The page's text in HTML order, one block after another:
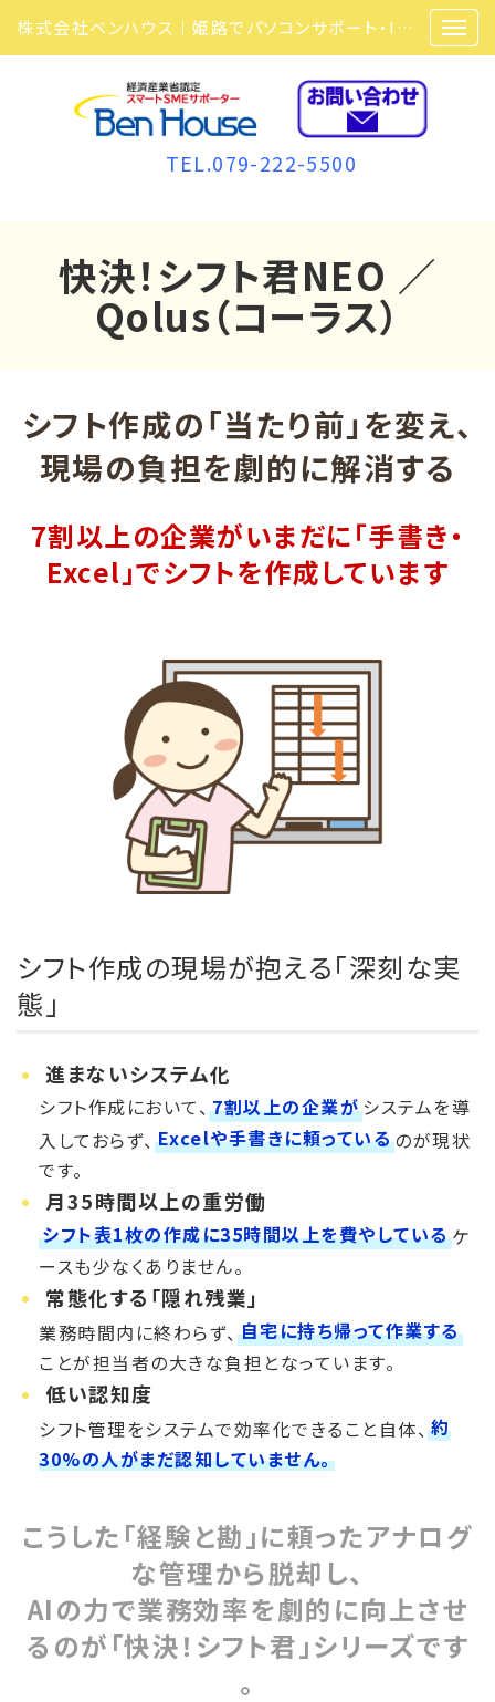
株式会社ベンハウス｜姫路でパソコンサポート・ITサポート・ITセキュリティ・複合機・ビジネスフォンなら弊社にお任せ
TEL.079-222-5500
快決！シフト君NEO ／
Qolus（コーラス）
シフト作成の「当たり前」を変え、
現場の負担を劇的に解消する
7割以上の企業がいまだに「手書き・
Excel」でシフトを作成しています
シフト作成の現場が抱える「深刻な実
態」
進まないシステム化
シフト作成において、 7割以上の企業が システムを導
入しておらず、 Excelや手書きに頼っているのが現状
です。
月35時間以上の重労働
シフト表1枚の作成に35時間以上を費やしているケ
ースも少なくありません。
常態化する「隠れ残業」
業務時間内に終わらず、 自宅に持ち帰って作業する
ことが担当者の大きな負担となっています。
低い認知度
シフト管理をシステムで効率化できること自体、 約
30%の人がまだ認知していません。
こうした「経験と勘」に頼ったアナログ
な管理から脱却し、
AIの力で業務効率を劇的に向上させ
るのが「快決！シフト君」シリーズです
。